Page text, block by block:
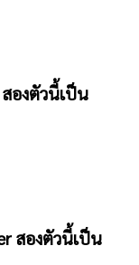
องตัวนี้เป็น
สองตัวนี้เป็น